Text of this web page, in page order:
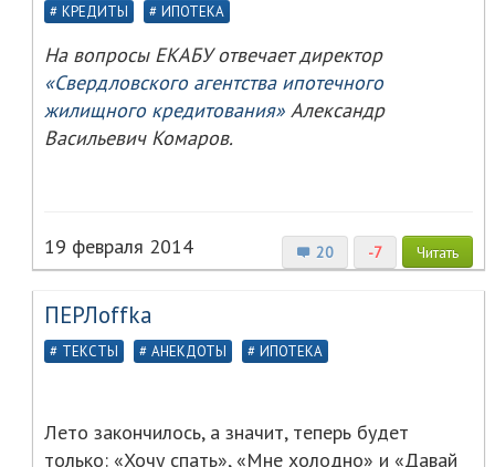
КРЕДИТЫ ИПОТЕКА
На вопросы ЕКАБУ отвечает директор
«Свердловского агентства ипотечного
жилищного кредитования» Александр
Васильевич Комаров.
20 -7 Читать
19 февраля 2014
ПЕРЛoffka
ТЕКСТЫ АНЕКДОТЫ ИПОТЕКА
Лето закончилось, а значит, теперь будет
только: «Хочу спать», «Мне холодно» и «Давай